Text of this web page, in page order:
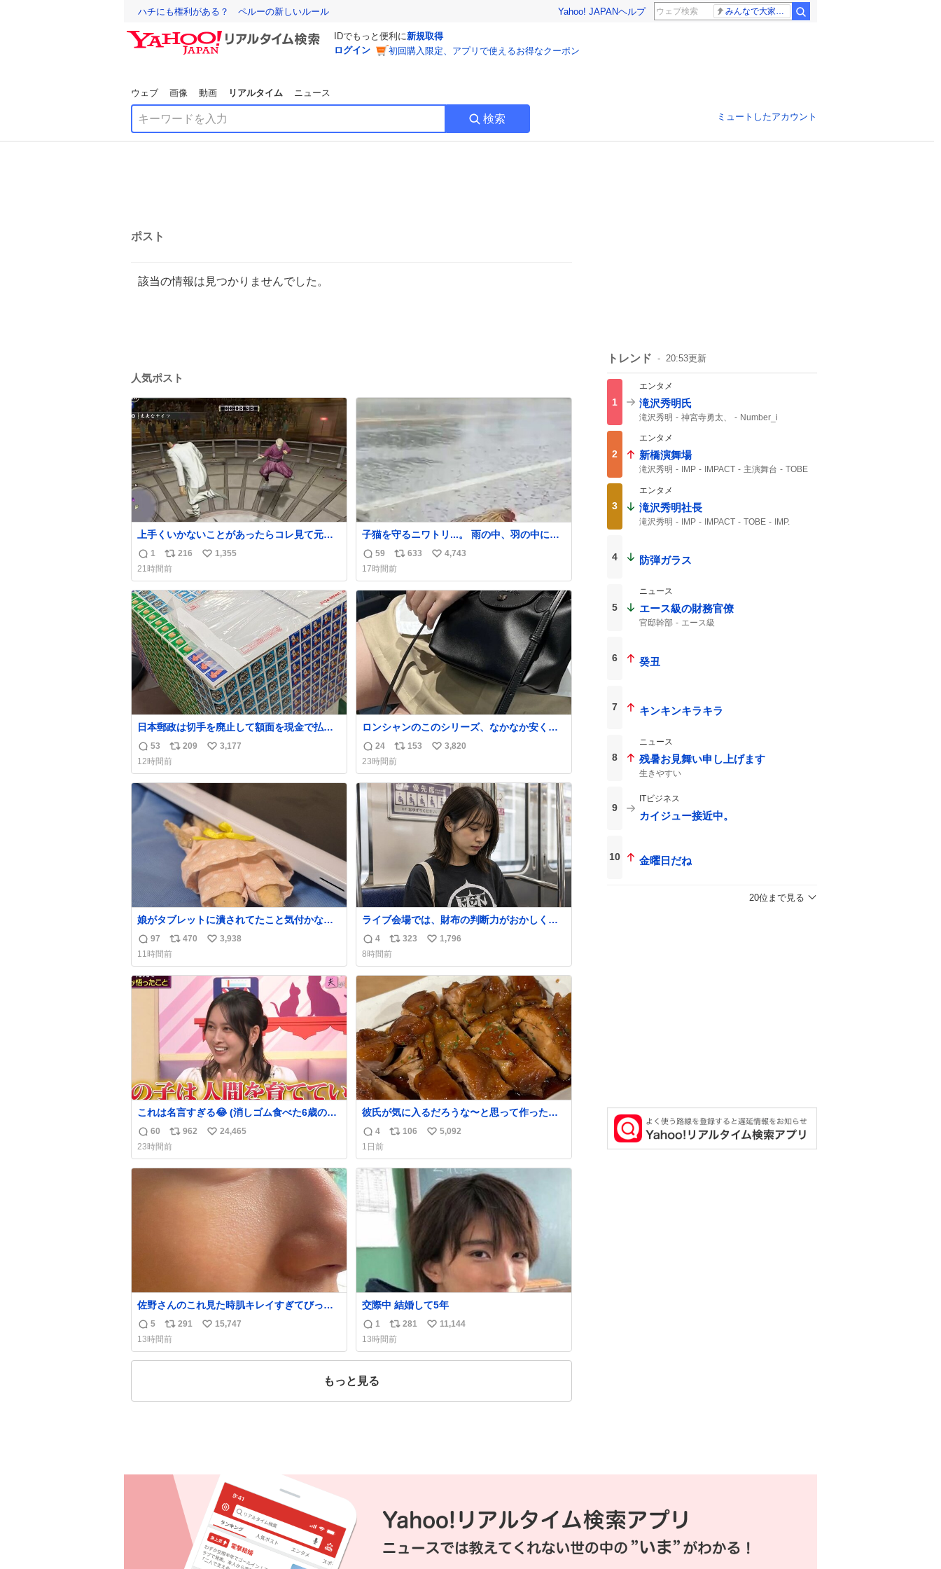
ハチにも権利がある？ ペルーの新しいルール Yahoo! JAPANヘルプ みんなで大家さん 2881億円
IDでもっと便利に新規取得
ログイン
初回購入限定、アプリで使えるお得なクーポン
ウェブ 画像 動画 リアルタイム ニュース
検索 ミュートしたアカウント
ポスト
該当の情報は見つかりませんでした。
人気ポスト
上手くいかないことがあったらコレ見て元気
出してほしい。海外のギャグコメディ番組だ
ったらお笑いボイスが入る
返
信
数
1
リ
ポ
ス
ト
数
216
い
ね
数
1,355
21時間前
子猫を守るニワトリ...。 雨の中、羽の中に子
猫を入れて守る姿に感動した！！ 愛は種族を
超える！
返
信
数
59
リ
ポ
ス
ト
数
633
い
ね
数
4,743
17時間前
日本郵政は切手を廃止して額面を現金で払い
戻せ2026 #日本郵政 @JapanPostHD_PR
返
信
数
53
リ
ポ
ス
ト
数
209
い
ね
数
3,177
12時間前
ロンシャンのこのシリーズ、なかなか安くな
らないのにセール価格になってる🖤✨レザー
なのが反則級にかわいい。持ってるだけでコ
ーデが格上げされる。
返
信
数
24
リ
ポ
ス
ト
数
153
い
ね
数
3,820
23時間前
娘がタブレットに潰されてたこと気付かなか
った。 旦那だけは娘の波長を感じ取れるから
声出せずともSOSが伝わったらしい。 急いで
旦那が救出して、泣きじゃくる娘に自分も謝
って抱きしめようとしたら、ビンタされてし
まった。3回ほど。 小さい手だけど、地味に
痛い。 その後、娘は旦那に泣きついてた。
返
信
数
97
リ
ポ
ス
ト
数
470
い
ね
数
3,938
11時間前
ライブ会場では、財布の判断力がおかしくな
る。
返
信
数
4
リ
ポ
ス
ト
数
323
い
ね
数
1,796
8時間前
これは名言すぎる😂 (消しゴム食べた6歳の弟
を思い出しながら)
返
信
数
60
リ
ポ
ス
ト
962
い
ね
数
24,465
23時間前
彼氏が気に入るだろうな〜と思って作ったら
想像の何倍も美味しい美味しい言ってくれて
嬉しい
返
信
数
4
リ
ス
ト
数
106
い
ね
数
5,092
1日前
佐野さんのこれ見た時肌キレイすぎてびっく
りしたし、やはりアイドルって体型･肌管理す
ごすぎる
返
信
数
5
リ
ポ
ス
291
い
ね
15,747
13時間前
交際中 結婚して5年
返
信
数
1
リ
ポ
ス
281
い
ね
11,144
13時間前
もっと見る
トレンド 20:53更新
1
エンタメ
滝沢秀明氏
滝沢秀明 神宮寺勇太、 Number_i
2
エンタメ
新橋演舞場
滝沢秀明 IMP IMPACT 主演舞台
TOBE
3
エンタメ
滝沢秀明社長
滝沢秀明 IMP IMPACT TOBE
IMP.
4 防弾ガラス
5
ニュース
エース級の財務官僚
官邸幹部 エース級
6 癸丑
7 キンキンキラキラ
8
ニュース
残暑お見舞い申し上げます
生きやすい
9
ITビジネス
カイジュー接近中。
10 金曜日だね
20位まで見る